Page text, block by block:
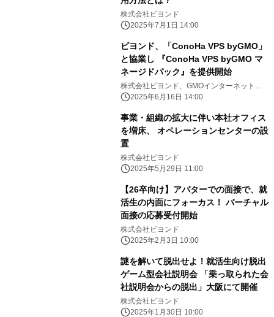
株式会社ビヨンド
2025年7月1日 14:00
ビヨンド、「ConoHa VPS byGMO」
と協業し 『ConoHa VPS byGMO マ
ネージドパック』を提供開始
株式会社ビヨンド、GMOインターネット株
式会社
2025年6月16日 14:00
事業・組織の拡大に伴い本社オフィス
を増床、 オペレーションセンターの設
置
株式会社ビヨンド
2025年5月29日 11:00
【26卒向け】アバターでの面接で、就
活生の内面にフォーカス！ バーチャル
面接の応募受付開始
株式会社ビヨンド
2025年2月3日 10:00
謎を解いて脱出せよ！就活生向け脱出
ゲーム型会社説明会 「乗っ取られた会
社説明会からの脱出」大阪にて開催
株式会社ビヨンド
2025年1月30日 10:00